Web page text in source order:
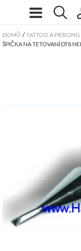
DOMŮ /TATTOO A PIERCING
ŠPIČKA NA TETOVANÍ DT8